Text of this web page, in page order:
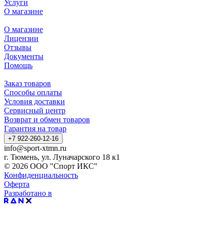
Услуги
О магазине
О магазине
Лицензии
Отзывы
Документы
Помощь
Заказ товаров
Способы оплаты
Условия доставки
Сервисный центр
Возврат и обмен товаров
Гарантия на товар
+7 922-260-12-16
info@sport-xtmn.ru
г. Тюмень, ул. Луначарского 18 к1
© 2026 ООО "Спорт ИКС"
Конфиденциальность
Оферта
Разработано в